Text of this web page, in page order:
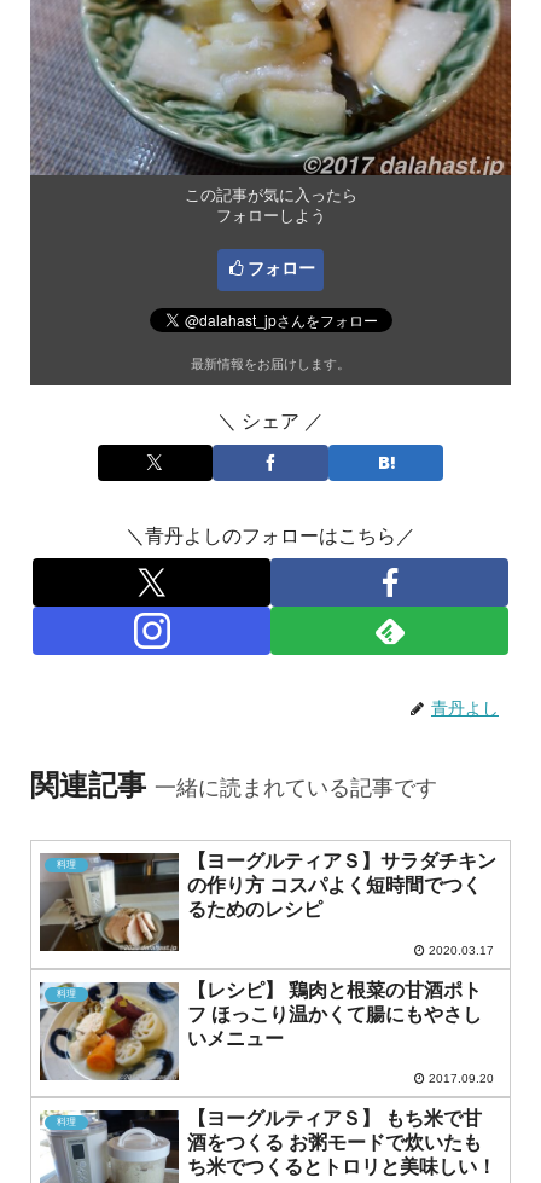
この記事が気に入ったら
フォローしよう
フォロー
最新情報をお届けします。
＼ シェア ／
＼青丹よしのフォローはこちら／
青丹よし
関連記事 一緒に読まれている記事です
料理
【ヨーグルティアＳ】サラダチキン
の作り方 コスパよく短時間でつく
るためのレシピ
2020.03.17
料理
【レシピ】 鶏肉と根菜の甘酒ポト
フ ほっこり温かくて腸にもやさし
いメニュー
2017.09.20
料理
【ヨーグルティアＳ】 もち米で甘
酒をつくる お粥モードで炊いたも
ち米でつくるとトロリと美味しい！